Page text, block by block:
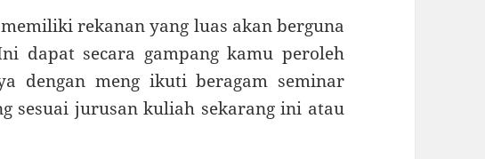
rekanan yang luas akan berguna
dapat secara gampang kamu peroleh
dengan meng ikuti beragam seminar
sesuai jurusan kuliah sekarang ini atau